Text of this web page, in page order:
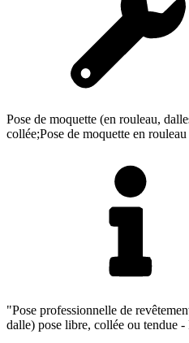
Pose de moquette (en rouleau,
collée;Pose de moquette en
"Pose professionnelle de
dalle) pose libre, collée ou tendue -